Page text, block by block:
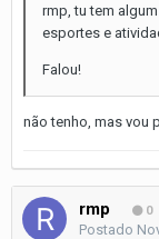
rmp, tu tem
esportes e
Falou!
não tenho, mas vou
rmp 0
Postado